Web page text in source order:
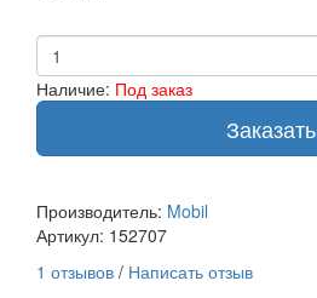
Наличие: Под заказ
Заказать
Производитель: Mobil
Артикул: 152707
1 отзывов / Написать отзыв